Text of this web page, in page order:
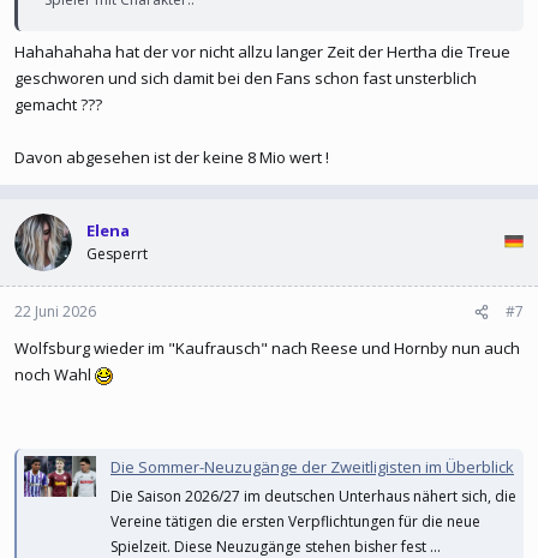
Hahahahaha hat der vor nicht allzu langer Zeit der Hertha die Treue
geschworen und sich damit bei den Fans schon fast unsterblich
gemacht ???
Davon abgesehen ist der keine 8 Mio wert !
Elena
Gesperrt
22 Juni 2026 #7
Wolfsburg wieder im "Kaufrausch" nach Reese und Hornby nun auch
noch Wahl
Die Sommer-Neuzugänge der Zweitligisten im Überblick
Die Saison 2026/27 im deutschen Unterhaus nähert sich, die
Vereine tätigen die ersten Verpflichtungen für die neue
Spielzeit. Diese Neuzugänge stehen bisher fest ...